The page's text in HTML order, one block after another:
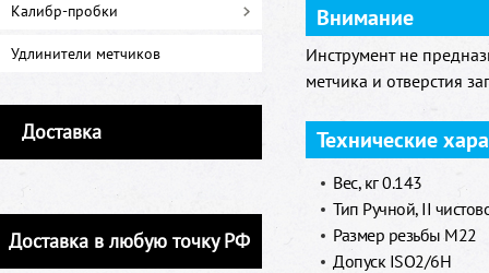
Калибр-пробки
Удлинители метчиков
Доставка
Доставка в любую точку РФ
Внимание
Инструмент не
метчика и отверстия
Технические
Вес, кг 0.143
Тип Ручной, II
Размер резьбы M22
Допуск ISO2/6H